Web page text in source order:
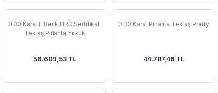
0.30 Karat F Renk HRD Sertifikalı
Tektaş Pırlanta Yüzük
56.609,53 TL
0.30 Karat Pırlanta Tektaş Pretty
44.787,46 TL